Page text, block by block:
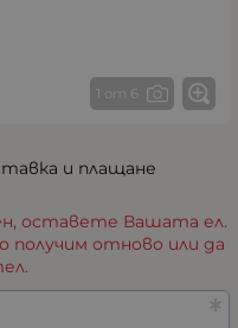
1 от 6
и плащане
оставете Вашата ел.
получим отново или да